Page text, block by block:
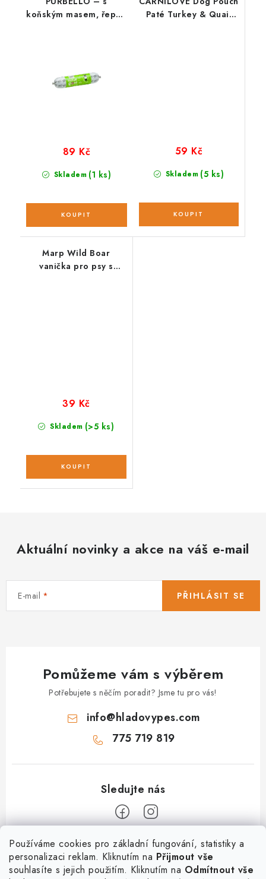
Používáme cookies pro základní fungování, statistiky a
personalizaci reklam. Kliknutím na Přijmout vše
souhlasíte s jejich použitím. Kliknutím na Odmítnout vše
koňským masem, řepou
Skladem (1 ks)
89 Kč
Paté Turkey & Quail
Skladem (5 ks)
59 Kč
Marp Wild Boar
vanička pro psy s
Skladem (>5 ks)
39 Kč
Aktuální novinky a akce na váš e-mail
E-mail PŘIHLÁSIT SE
Pomůžeme vám s výběrem
Potřebujete s něčím poradit? Jsme tu pro vás!
info@hladovypes.com
775 719 819
Informace